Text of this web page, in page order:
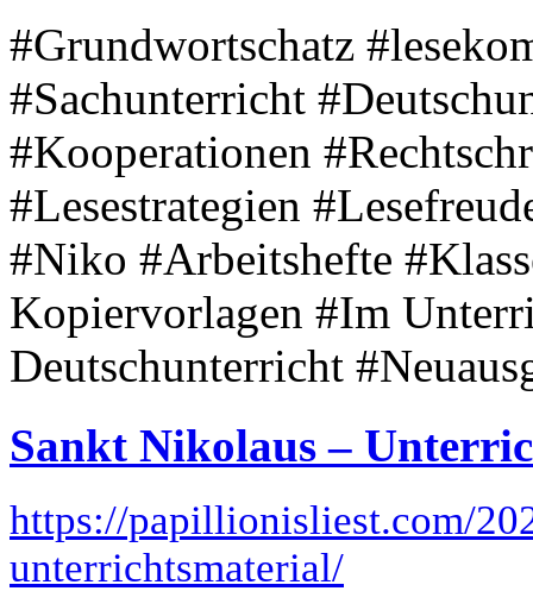
#Grundwortschatz
#Sachunterricht
#Kooperationen
#Lesestrategien
#Niko #Arbeitshefte
Kopiervorlagen #Im
Deutschunterricht
Sankt Nikolaus –
https://papillionisliest.com/
unterrichtsmaterial/